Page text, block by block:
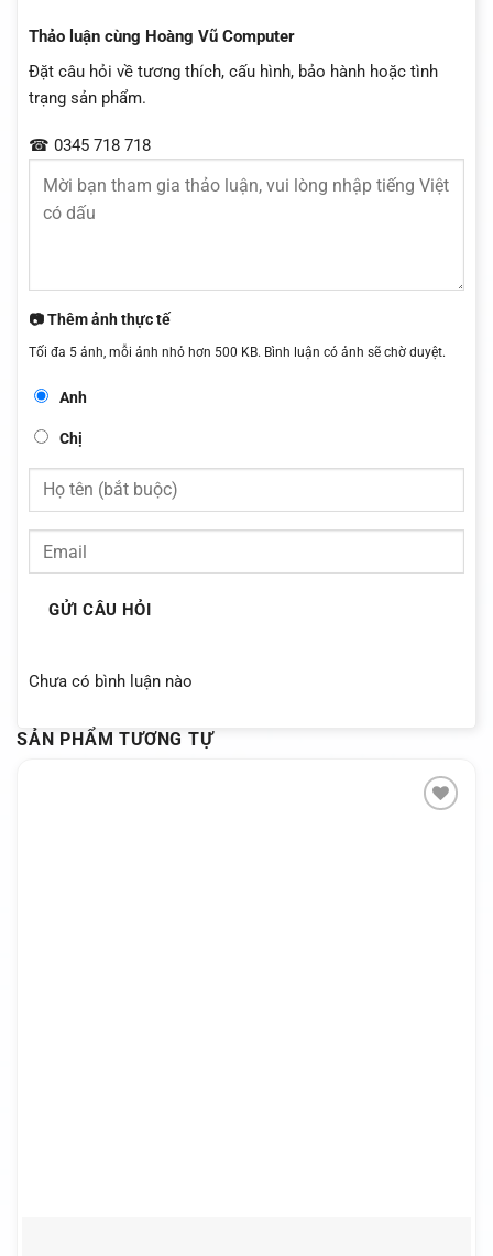
Thảo luận cùng Hoàng Vũ Computer
Đặt câu hỏi về tương thích, cấu hình, bảo hành hoặc tình
trạng sản phẩm.
☎ 0345 718 718
📷 Thêm ảnh thực tế
Tối đa 5 ảnh, mỗi ảnh nhỏ hơn 500 KB. Bình luận có ảnh sẽ chờ duyệt.
Anh
Chị
GỬI CÂU HỎI
Chưa có bình luận nào
SẢN PHẨM TƯƠNG TỰ